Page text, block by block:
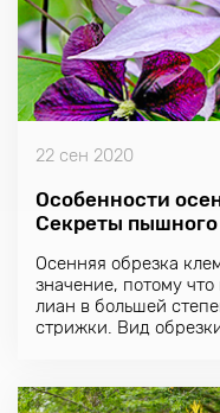
22 сен 2020
Особенности
Секреты
Осенняя обрезка
значение, потому
лиан в большей
стрижки. Вид